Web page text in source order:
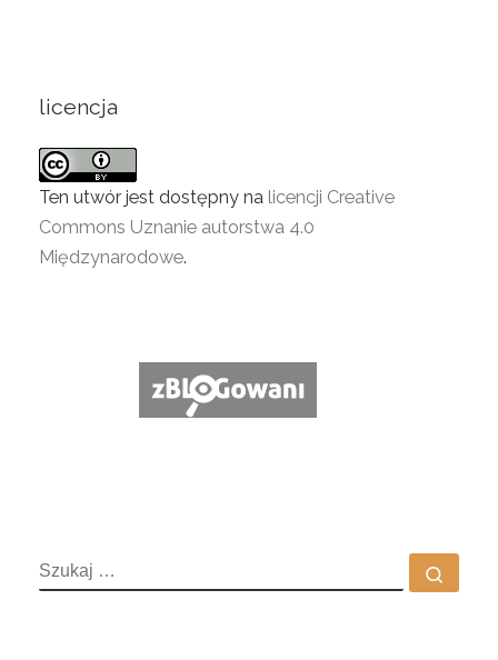
licencja
Ten utwór jest dostępny na licencji Creative
Commons Uznanie autorstwa 4.0
Międzynarodowe.
SZUKAJ